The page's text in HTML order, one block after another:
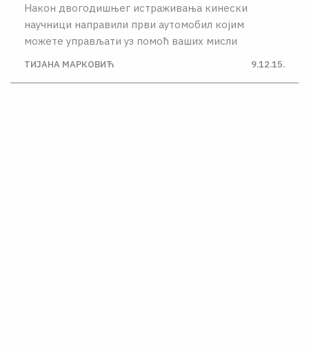
Након двогодишњег истраживања кинески
научници направили први аутомобил којим
можете управљати уз помоћ ваших мисли
ТИЈАНА МАРКОВИЋ 9.12.15.